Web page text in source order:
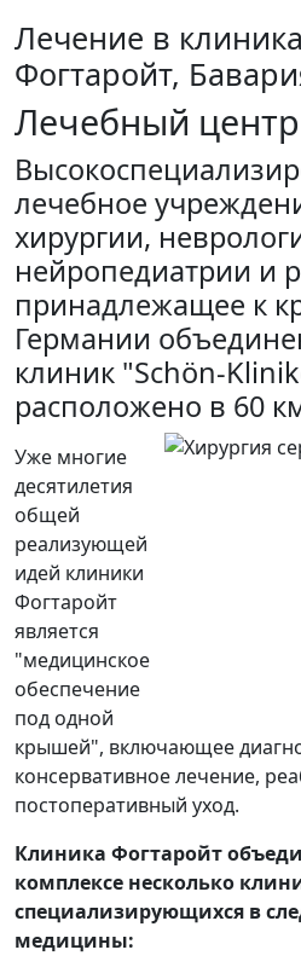
Лечение в
Фогтаройт,
Лечебный
лечебное
хирургии,
нейропедиатрии и
принадлежащее к
Германии
клиник "Schön-
расположено в 60
Уже многие
десятилетия
общей
реализующей
идей клиники
Фогтаройт
является
"медицинское
обеспечение
под одной
крышей", включающее
консервативное лечение,
постоперативный уход.
Клиника Фогтаройт
комплексе несколько
специализирующихся в
медицины: